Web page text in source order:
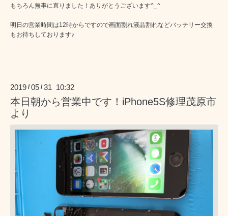
もちろん無事に直りました！ありがとうございます^_^
明日の営業時間は12時からですので画面割れ液晶割れなどバッテリー交換
もお待ちしております♪
2019 /05 /31 10:32
本日朝から営業中です！iPhone5S修理茂原市
より